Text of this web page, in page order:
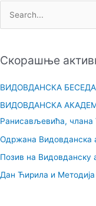
т
з
а
:
Скорашње
ВИДОВДАНСКА БЕСЕДА
ВИДОВДАНСКА
Ранисављевића, члана
Одржана Видовданска
Позив на Видовданску
Дан Ћирила и Методија